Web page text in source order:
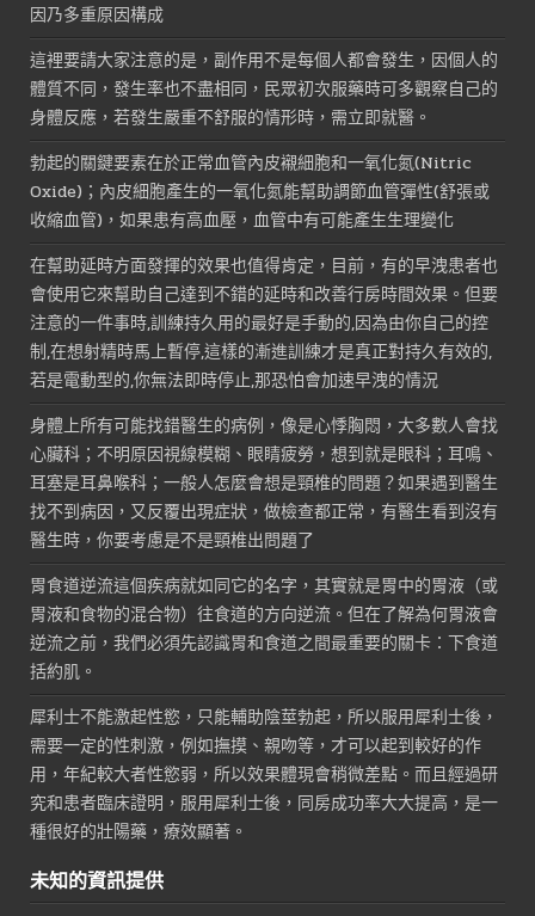
因乃多重原因構成
這裡要請大家注意的是，副作用不是每個人都會發生，因個人的
體質不同，發生率也不盡相同，民眾初次服藥時可多觀察自己的
身體反應，若發生嚴重不舒服的情形時，需立即就醫。
勃起的關鍵要素在於正常血管內皮襯細胞和一氧化氮(Nitric
Oxide)；內皮細胞產生的一氧化氮能幫助調節血管彈性(舒張或
收縮血管)，如果患有高血壓，血管中有可能產生生理變化
在幫助延時方面發揮的效果也值得肯定，目前，有的早洩患者也
會使用它來幫助自己達到不錯的延時和改善行房時間效果。但要
注意的一件事時,訓練持久用的最好是手動的,因為由你自己的控
制,在想射精時馬上暫停,這樣的漸進訓練才是真正對持久有效的,
若是電動型的,你無法即時停止,那恐怕會加速早洩的情況
身體上所有可能找錯醫生的病例，像是心悸胸悶，大多數人會找
心臟科；不明原因視線模糊、眼睛疲勞，想到就是眼科；耳鳴、
耳塞是耳鼻喉科；一般人怎麼會想是頸椎的問題？如果遇到醫生
找不到病因，又反覆出現症狀，做檢查都正常，有醫生看到沒有
醫生時，你要考慮是不是頸椎出問題了
胃食道逆流這個疾病就如同它的名字，其實就是胃中的胃液（或
胃液和食物的混合物）往食道的方向逆流。但在了解為何胃液會
逆流之前，我們必須先認識胃和食道之間最重要的關卡：下食道
括約肌。
犀利士不能激起性慾，只能輔助陰莖勃起，所以服用犀利士後，
需要一定的性刺激，例如撫摸、親吻等，才可以起到較好的作
用，年紀較大者性慾弱，所以效果體現會稍微差點。而且經過研
究和患者臨床證明，服用犀利士後，同房成功率大大提高，是一
種很好的壯陽藥，療效顯著。
未知的資訊提供